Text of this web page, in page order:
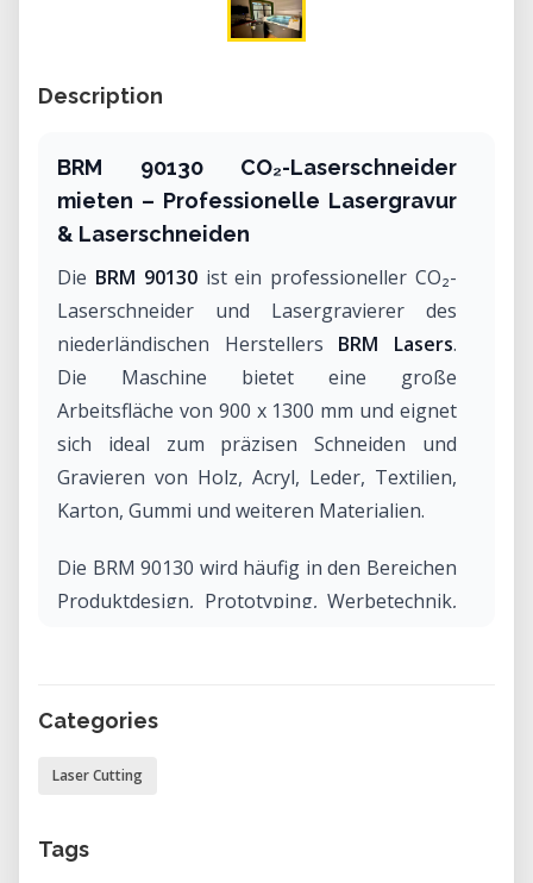
Description
BRM 90130 CO₂-Laserschneider
mieten – Professionelle Lasergravur
& Laserschneiden
Die BRM 90130ist ein professioneller CO₂-
Laserschneider und Lasergravierer des
niederländischen Herstellers BRM Lasers.
Die Maschine bietet eine große
Arbeitsfläche von 900 x 1300 mm und eignet
sich ideal zum präzisen Schneiden und
Gravieren von Holz, Acryl, Leder, Textilien,
Karton, Gummi und weiteren Materialien.
Die BRM 90130 wird häufig in den Bereichen
Produktdesign, Prototyping, Werbetechnik,
Warum eine BRM 90130 mieten?
Die Miete einer BRM 90130 ermöglicht den
Wartungskosten. Besonders geeignet für
Categories
Laser Cutting
Tags